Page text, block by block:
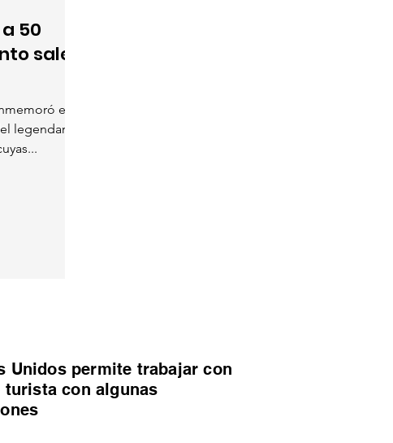
50
salen
el
legendario
Unidos permite trabajar con
turista con algunas